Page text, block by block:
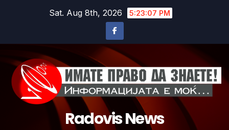
Sat. Aug 8th, 2026 5:23:10 PM
Radovis News